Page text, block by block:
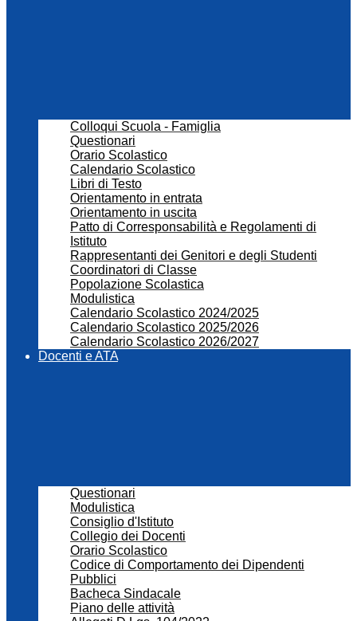
Colloqui Scuola - Famiglia
Questionari
Orario Scolastico
Calendario Scolastico
Libri di Testo
Orientamento in entrata
Orientamento in uscita
Patto di Corresponsabilità e Regolamenti di
Istituto
Rappresentanti dei Genitori e degli Studenti
Coordinatori di Classe
Popolazione Scolastica
Modulistica
Calendario Scolastico 2024/2025
Calendario Scolastico 2025/2026
Calendario Scolastico 2026/2027
Docenti e ATA
Questionari
Modulistica
Consiglio d'Istituto
Collegio dei Docenti
Orario Scolastico
Codice di Comportamento dei Dipendenti
Pubblici
Bacheca Sindacale
Piano delle attività